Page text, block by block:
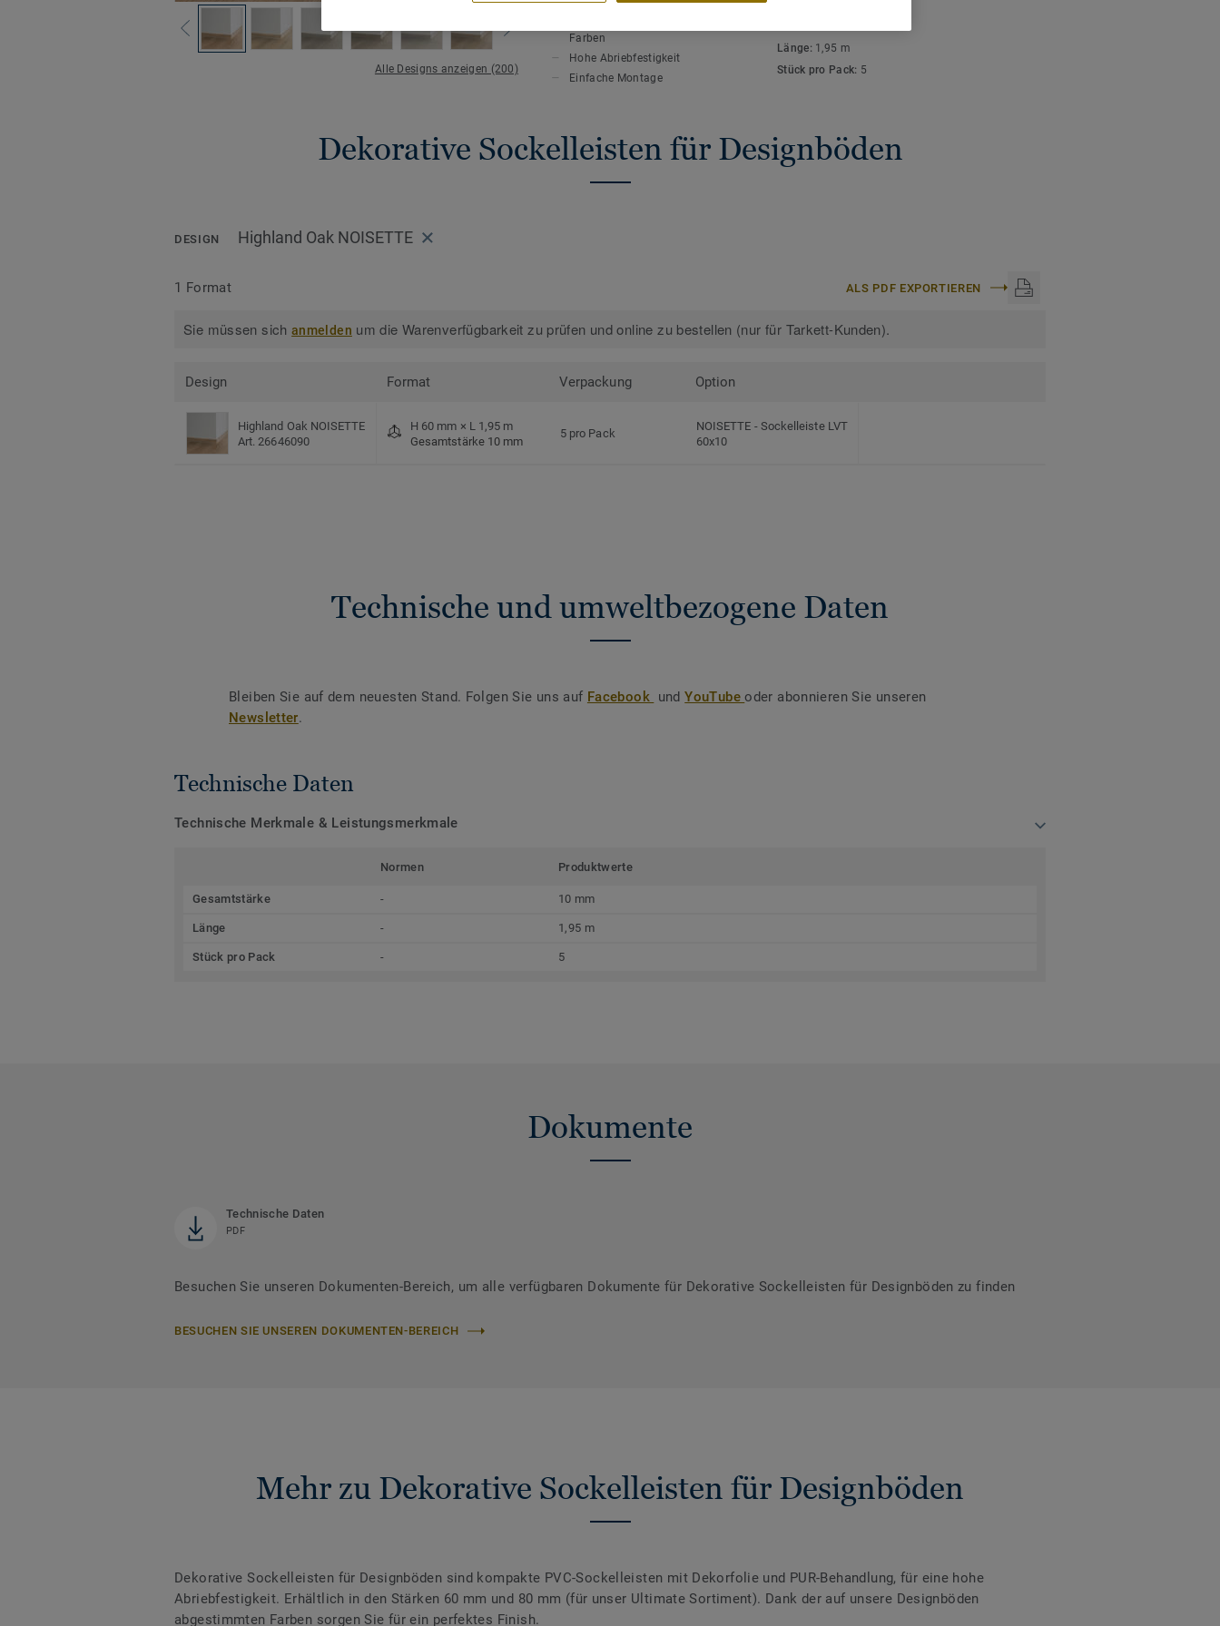
Alle Designs anzeigen (200)
Farben
Hohe Abriebfestigkeit
Einfache Montage
Länge: 1,95 m
Stück pro Pack: 5
Dekorative Sockelleisten für Designböden
DESIGN Highland Oak NOISETTE
1 Format ALS PDF EXPORTIEREN
Sie müssen sichanmelden um die Warenverfügbarkeit zu prüfen und online zu bestellen (nur für Tarkett-Kunden).
Design Format Verpackung Option
Highland Oak NOISETTE
Art. 26646090
H 60 mm × L 1,95 m
Gesamtstärke 10 mm
5 pro Pack
NOISETTE - Sockelleiste LVT
60x10
Technische und umweltbezogene Daten
Bleiben Sie auf dem neuesten Stand. Folgen Sie uns auf Facebook undYouTubeoder abonnieren Sie unseren
Newsletter.
Technische Daten
Technische Merkmale & Leistungsmerkmale
Normen Produktwerte
Gesamtstärke - 10 mm
Länge - 1,95 m
Stück pro Pack - 5
Dokumente
Technische Daten
PDF
Besuchen Sie unseren Dokumenten-Bereich, um alle verfügbaren Dokumente für Dekorative Sockelleisten für Designböden zu finden
BESUCHEN SIE UNSEREN DOKUMENTEN-BEREICH
Mehr zu Dekorative Sockelleisten für Designböden
Dekorative Sockelleisten für Designböden sind kompakte PVC-Sockelleisten mit Dekorfolie und PUR-Behandlung, für eine hohe
Abriebfestigkeit. Erhältlich in den Stärken 60 mm und 80 mm (für unser Ultimate Sortiment). Dank der auf unsere Designböden
abgestimmten Farben sorgen Sie für ein perfektes Finish.